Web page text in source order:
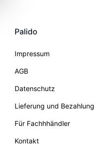
Palido
Impressum
AGB
Datenschutz
Lieferung und Bezahlung
Für Fachhhändler
Kontakt